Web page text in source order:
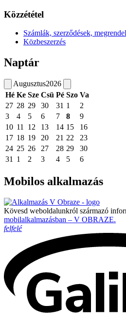
Közzététel
Számlák, szerződések,
Közbeszerzés
Naptár
Augusztus2026
Hé Ke Sze Csü Pé Szo Va
27 28 29 30 31 1
2
3
4 5 6 7 8
9
10 11 12 13 14 15
16
17 18 19 20 21 22
23
24 25 26 27 28 29
30
31
1 2 3 4 5 6
Mobilos alkalmazás
Kövesd weboldalunkról származó
mobilalkalmazásban – V OBRAZE.
felfelé